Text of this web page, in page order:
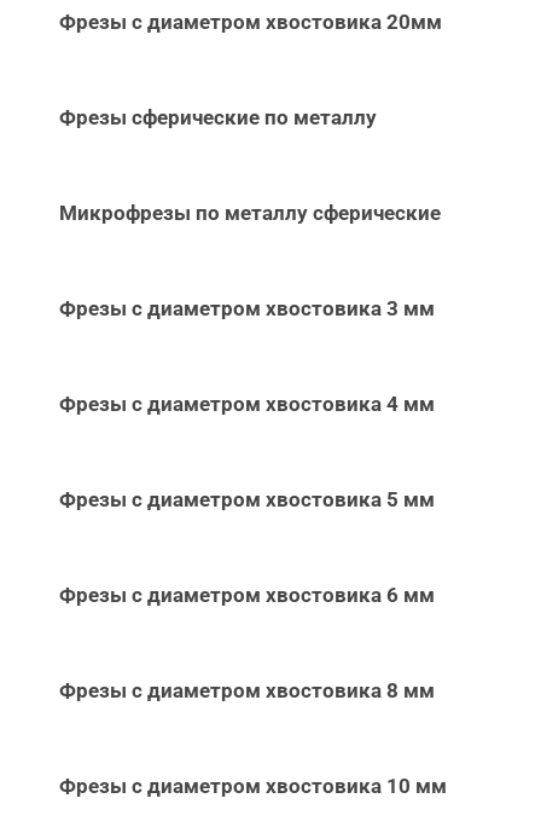
Фрезы с диаметром хвостовика 20мм
Фрезы сферические по металлу
Микрофрезы по металлу сферические
Фрезы с диаметром хвостовика 3 мм
Фрезы с диаметром хвостовика 4 мм
Фрезы с диаметром хвостовика 5 мм
Фрезы с диаметром хвостовика 6 мм
Фрезы с диаметром хвостовика 8 мм
Фрезы с диаметром хвостовика 10 мм